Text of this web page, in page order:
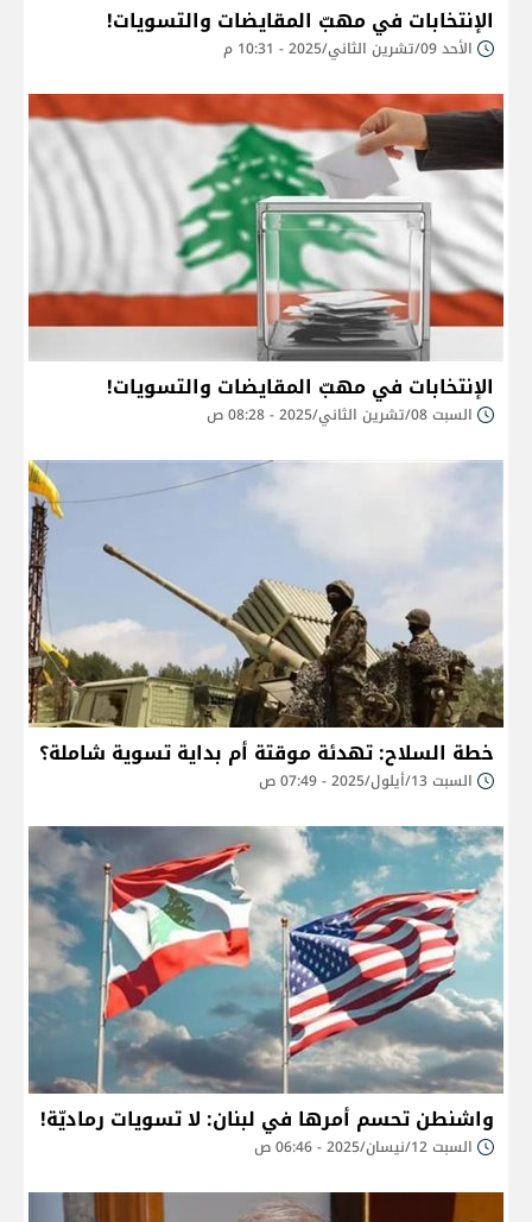
الإنتخابات في مهبّ المقايضات والتسويات!
الأحد 09/تشرين الثاني/2025 - 10:31 م
الإنتخابات في مهبّ المقايضات والتسويات!
السبت 08/تشرين الثاني/2025 - 08:28 ص
خطة السلاح: تهدئة موقتة أم بداية تسوية شاملة؟
السبت 13/أيلول/2025 - 07:49 ص
واشنطن تحسم أمرها في لبنان: لا تسويات رماديّة!
السبت 12/نيسان/2025 - 06:46 ص